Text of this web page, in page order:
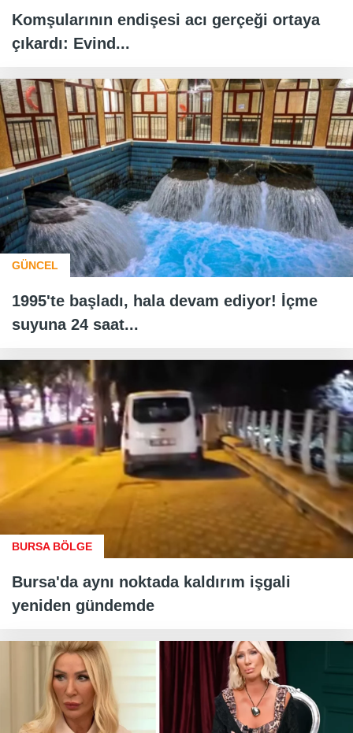
Komşularının endişesi acı gerçeği ortaya
çıkardı: Evind...
GÜNCEL
1995'te başladı, hala devam ediyor! İçme
suyuna 24 saat...
BURSA BÖLGE
Bursa'da aynı noktada kaldırım işgali
yeniden gündemde